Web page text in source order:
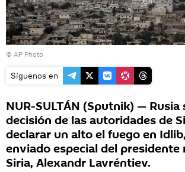
© AP Photo
Síguenos en
NUR-SULTÁN (Sputnik) — Rusia
decisión de las autoridades de
declarar un alto el fuego en
enviado especial del presidente
Siria, Alexandr Lavréntiev.